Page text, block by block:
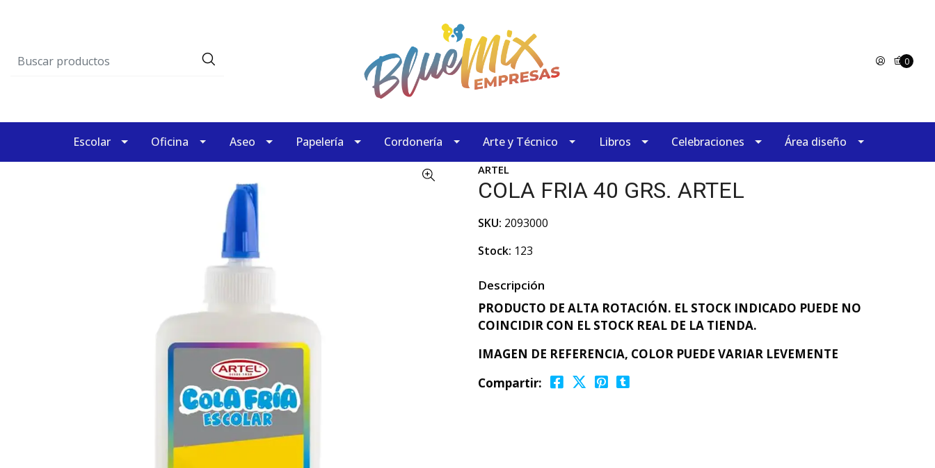
0
Escolar Oficina Aseo Papelería Cordonería Arte y Técnico Libros Celebraciones Área diseño
ARTEL
COLA FRIA 40 GRS. ARTEL
SKU: 2093000
Stock: 123
Descripción
PRODUCTO DE ALTA ROTACIÓN. EL STOCK INDICADO PUEDE NO
COINCIDIR CON EL STOCK REAL DE LA TIENDA.
IMAGEN DE REFERENCIA, COLOR PUEDE VARIAR LEVEMENTE
Compartir: